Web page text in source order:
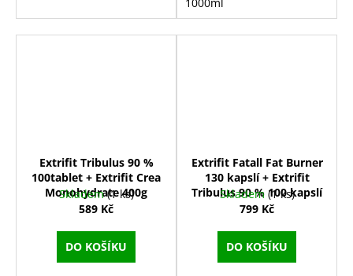
Extrifit Tribulus 90 %
100tablet + Extrifit Crea
Monohydrate 400g
Skladem(1 ks)
589 Kč
DO KOŠÍKU
Extrifit Fatall Fat Burner
130 kapslí + Extrifit
Tribulus 90 % 100 kapslí
Skladem (1 ks)
799 Kč
DO KOŠÍKU